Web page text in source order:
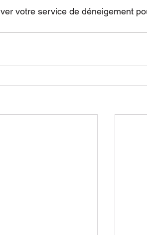
votre service de déneigement